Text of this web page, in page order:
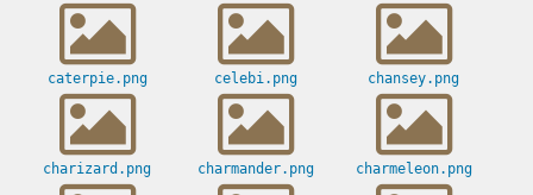
caterpie.png celebi.png chansey.png
charizard.png charmander.png charmeleon.png